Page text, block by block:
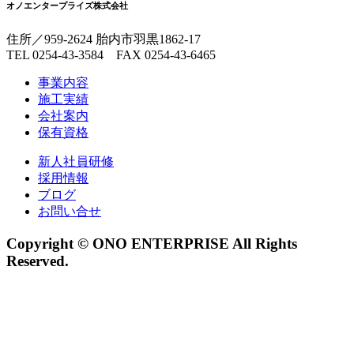
オノエンタープライズ株式会社
住所／959-2624 胎内市羽黒1862-17
TEL 0254-43-3584 FAX 0254-43-6465
事業内容
施工実績
会社案内
保有資格
新人社員研修
採用情報
ブログ
お問い合せ
Copyright © ONO ENTERPRISE All Rights
Reserved.